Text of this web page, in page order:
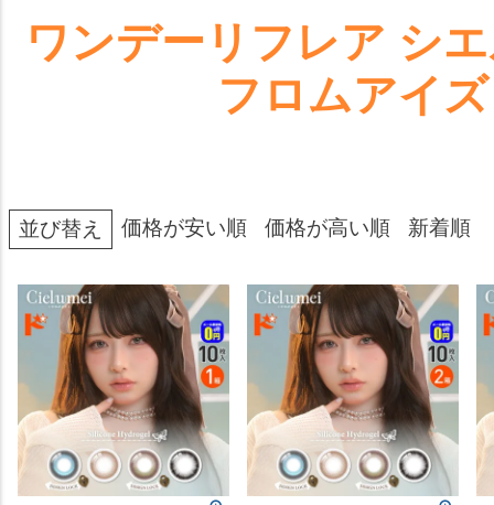
ワンデーリフレア シ
フロムアイズ
並び替え 価格が安い順 価格が高い順 新着順